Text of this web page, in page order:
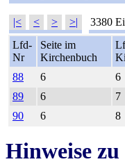
|< < > >| 3380
Lfd-
Nr
Seite im
Kirchenbuch
88
6 6
89
6 7
90
6 8
Hinweise